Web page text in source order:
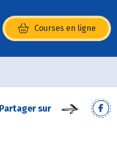
Courses en ligne
dans une nouvelle
Partager sur